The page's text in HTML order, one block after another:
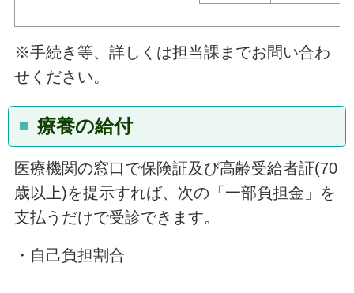
※手続き等、詳しくは担当課までお問い合わ
せください。
療養の給付
医療機関の窓口で保険証及び高齢受給者証(70
歳以上)を提示すれば、次の「一部負担金」を
支払うだけで受診できます。
・自己負担割合